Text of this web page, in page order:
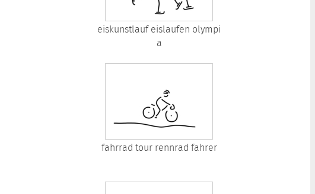
eiskunstlauf eislaufen olympi
a
fahrrad tour rennrad fahrer